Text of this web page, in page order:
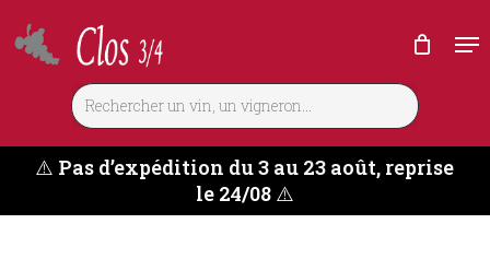
to
main
⚠️ Pas d’expédition du 3 au 23 août, reprise
le 24/08⚠️